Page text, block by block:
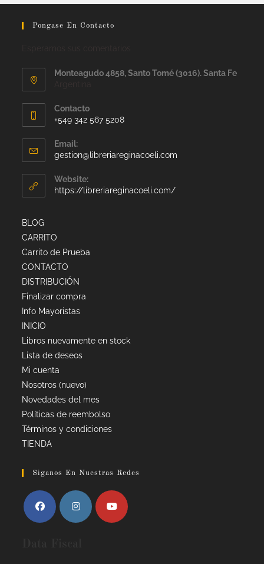
Pongase En Contacto
Monteagudo 4858, Santo Tomé (3016). Santa Fe
Contacto
+549 342 567 5208
Email:
gestion@libreriareginacoeli.com
Website:
https://libreriareginacoeli.com/
BLOG
CARRITO
Carrito de Prueba
CONTACTO
DISTRIBUCIÓN
Finalizar compra
Info Mayoristas
INICIO
Libros nuevamente en stock
Lista de deseos
Mi cuenta
Nosotros (nuevo)
Novedades del mes
Políticas de reembolso
Términos y condiciones
TIENDA
Siganos En Nuestras Redes